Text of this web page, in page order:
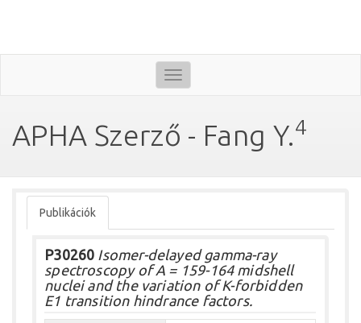
Toggle
navigation
APHA Szerző - Fang Y.4
Publikációk
P30260 Isomer-delayed gamma-ray
spectroscopy of A = 159-164 midshell
nuclei and the variation of K-forbidden
E1 transition hindrance factors.